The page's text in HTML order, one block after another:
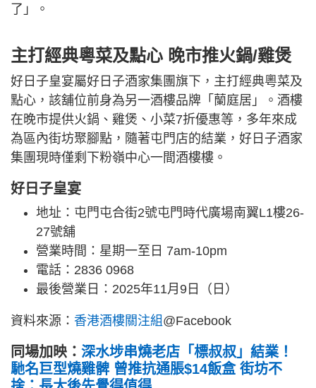
了」。
主打經典粵菜及點心 晚市推火鍋/雞煲
好日子皇宴屬好日子酒家集團旗下，主打經典粵菜及
點心，該舖位前身為另一酒樓品牌「蘭庭居」。酒樓
在晚市提供火鍋、雞煲、小菜7折優惠等，多年來成
為區內街坊聚腳點，隨著屯門店的結業，好日子酒家
集團現時僅剩下粉嶺中心一間酒樓樓。
好日子皇宴
地址：屯門屯合街2號屯門時代廣場南翼L1樓26-
27號舖
營業時間：星期一至日 7am-10pm
電話：2836 0968
最後營業日：2025年11月9日（日）
資料來源： 香港酒樓關注組 @Facebook
同場加映： 深水埗串燒老店「標叔叔」結業！
馳名巨型燒雞髀 曾推抗通脹$14飯盒 街坊不